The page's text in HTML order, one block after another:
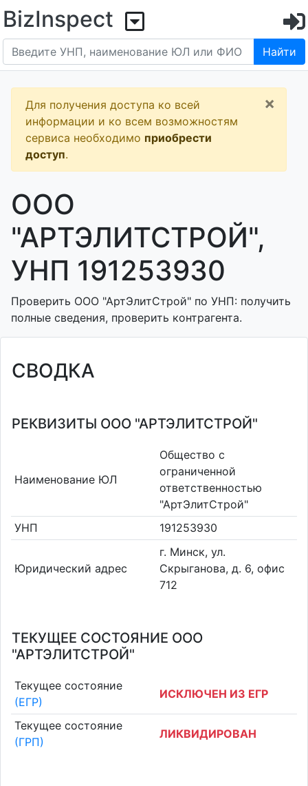
BizInspect
Найти
Для получения доступа ко всей
информации и ко всем возможностям
сервиса необходимо приобрести
доступ.
×
ООО
"АРТЭЛИТСТРОЙ",
УНП 191253930
Проверить ООО "АртЭлитСтрой" по УНП: получить
полные сведения, проверить контрагента.
СВОДКА
РЕКВИЗИТЫ ООО "АРТЭЛИТСТРОЙ"
Наименование ЮЛ
Общество с
ограниченной
ответственностью
"АртЭлитСтрой"
УНП
191253930
Юридический адрес
г. Минск, ул.
Скрыганова, д. 6, офис
712
ТЕКУЩЕЕ СОСТОЯНИЕ ООО
"АРТЭЛИТСТРОЙ"
Текущее состояние
(ЕГР)
ИСКЛЮЧЕН ИЗ ЕГР
Текущее состояние
(ГРП)
ЛИКВИДИРОВАН